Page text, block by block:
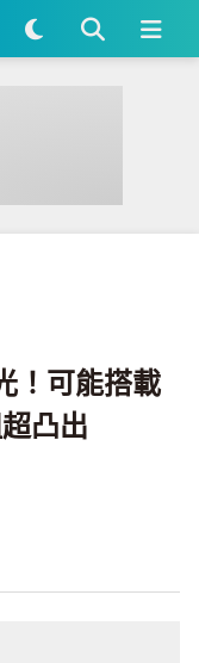
億像素的相機 鏡頭模組
！可能搭載
凸出